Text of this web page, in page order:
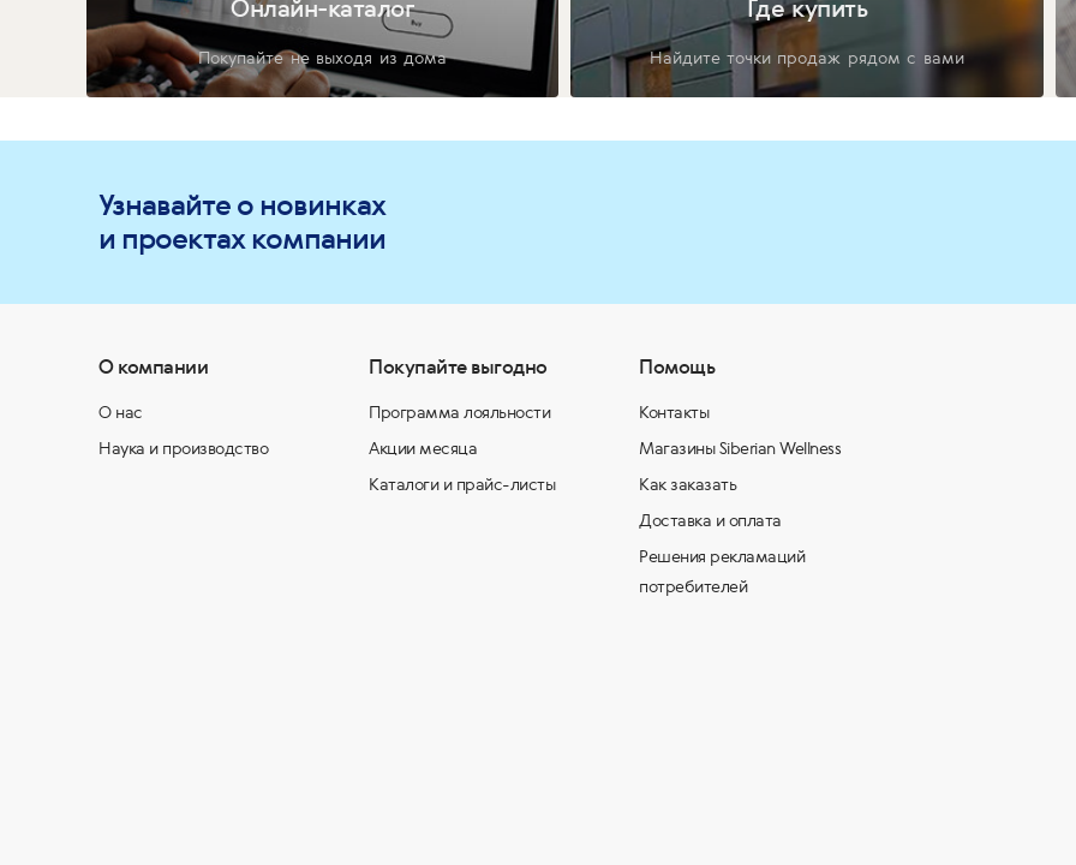
Онлайн-каталог
Покупайте не выходя из дома
Где купить
Найдите точки продаж рядом с вами
Узнавайте о новинках
и проектах компании
О компании
О нас
Наука и производство
Покупайте выгодно
Программа лояльности
Акции месяца
Каталоги и прайс-листы
Помощь
Контакты
Магазины Siberian Wellness
Как заказать
Доставка и оплата
Решения рекламаций
потребителей